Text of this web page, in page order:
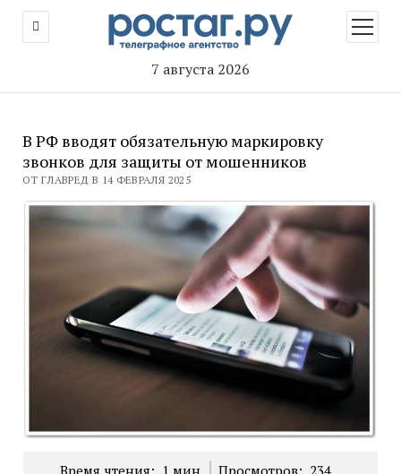
7 августа 2026
меню
В РФ вводят обязательную маркировку
звонков для защиты от мошенников
ОТ ГЛАВРЕД В 14 ФЕВРАЛЯ 2025